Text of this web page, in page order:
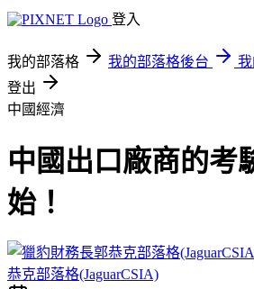
登入
我的部落格 我的部落格後台
登出
中國經濟
中國出口廠商的考
始！
恭克部落格(JaguarCSIA)